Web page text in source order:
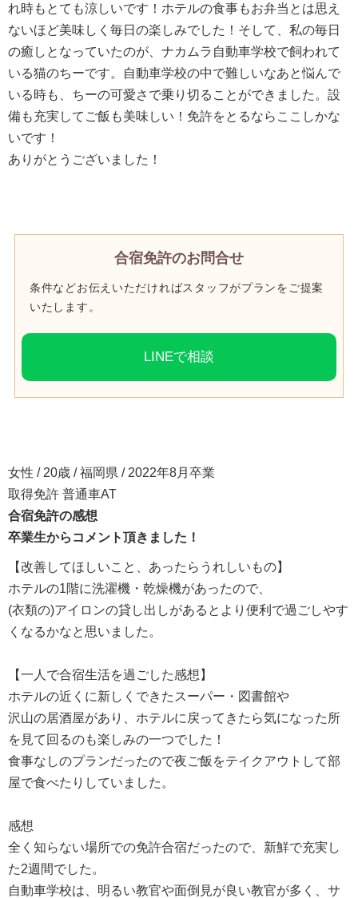
れ時もとても涼しいです！ホテルの食事もお弁当とは思え
ないほど美味しく毎日の楽しみでした！そして、私の毎日
の癒しとなっていたのが、ナカムラ自動車学校で飼われて
いる猫のちーです。自動車学校の中で難しいなあと悩んで
いる時も、ちーの可愛さで乗り切ることができました。設
備も充実してご飯も美味しい！免許をとるならここしかな
いです！
ありがとうございました！
合宿免許のお問合せ
条件などお伝えいただければスタッフがプランをご提案
いたします。
LINEで相談
女性 / 20歳 / 福岡県 / 2022年8月卒業
取得免許 普通車AT
合宿免許の感想
卒業生からコメント頂きました！
【改善してほしいこと、あったらうれしいもの】
ホテルの1階に洗濯機・乾燥機があったので、
(衣類の)アイロンの貸し出しがあるとより便利で過ごしやす
くなるかなと思いました。
【一人で合宿生活を過ごした感想】
ホテルの近くに新しくできたスーパー・図書館や
沢山の居酒屋があり、ホテルに戻ってきたら気になった所
を見て回るのも楽しみの一つでした！
食事なしのプランだったので夜ご飯をテイクアウトして部
屋で食べたりしていました。
感想
全く知らない場所での免許合宿だったので、新鮮で充実し
た2週間でした。
自動車学校は、明るい教官や面倒見が良い教官が多く、サ